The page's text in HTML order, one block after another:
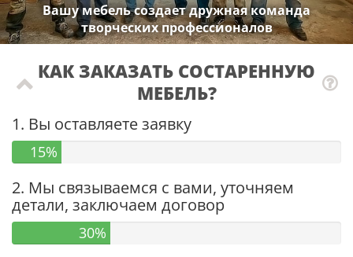
Вашу мебель создает дружная команда
творческих профессионалов
КАК ЗАКАЗАТЬ СОСТАРЕННУЮ
МЕБЕЛЬ?
1. Вы оставляете заявку
15%
2. Мы связываемся с вами, уточняем
детали, заключаем договор
30%